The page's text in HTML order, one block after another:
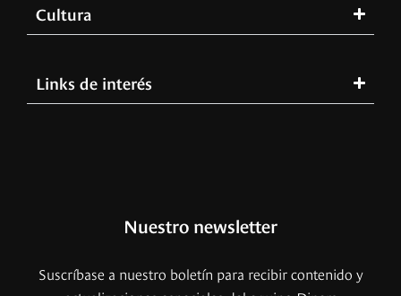
Cultura
Links de interés
Nuestro newsletter
Suscríbase a nuestro boletín para recibir contenido y